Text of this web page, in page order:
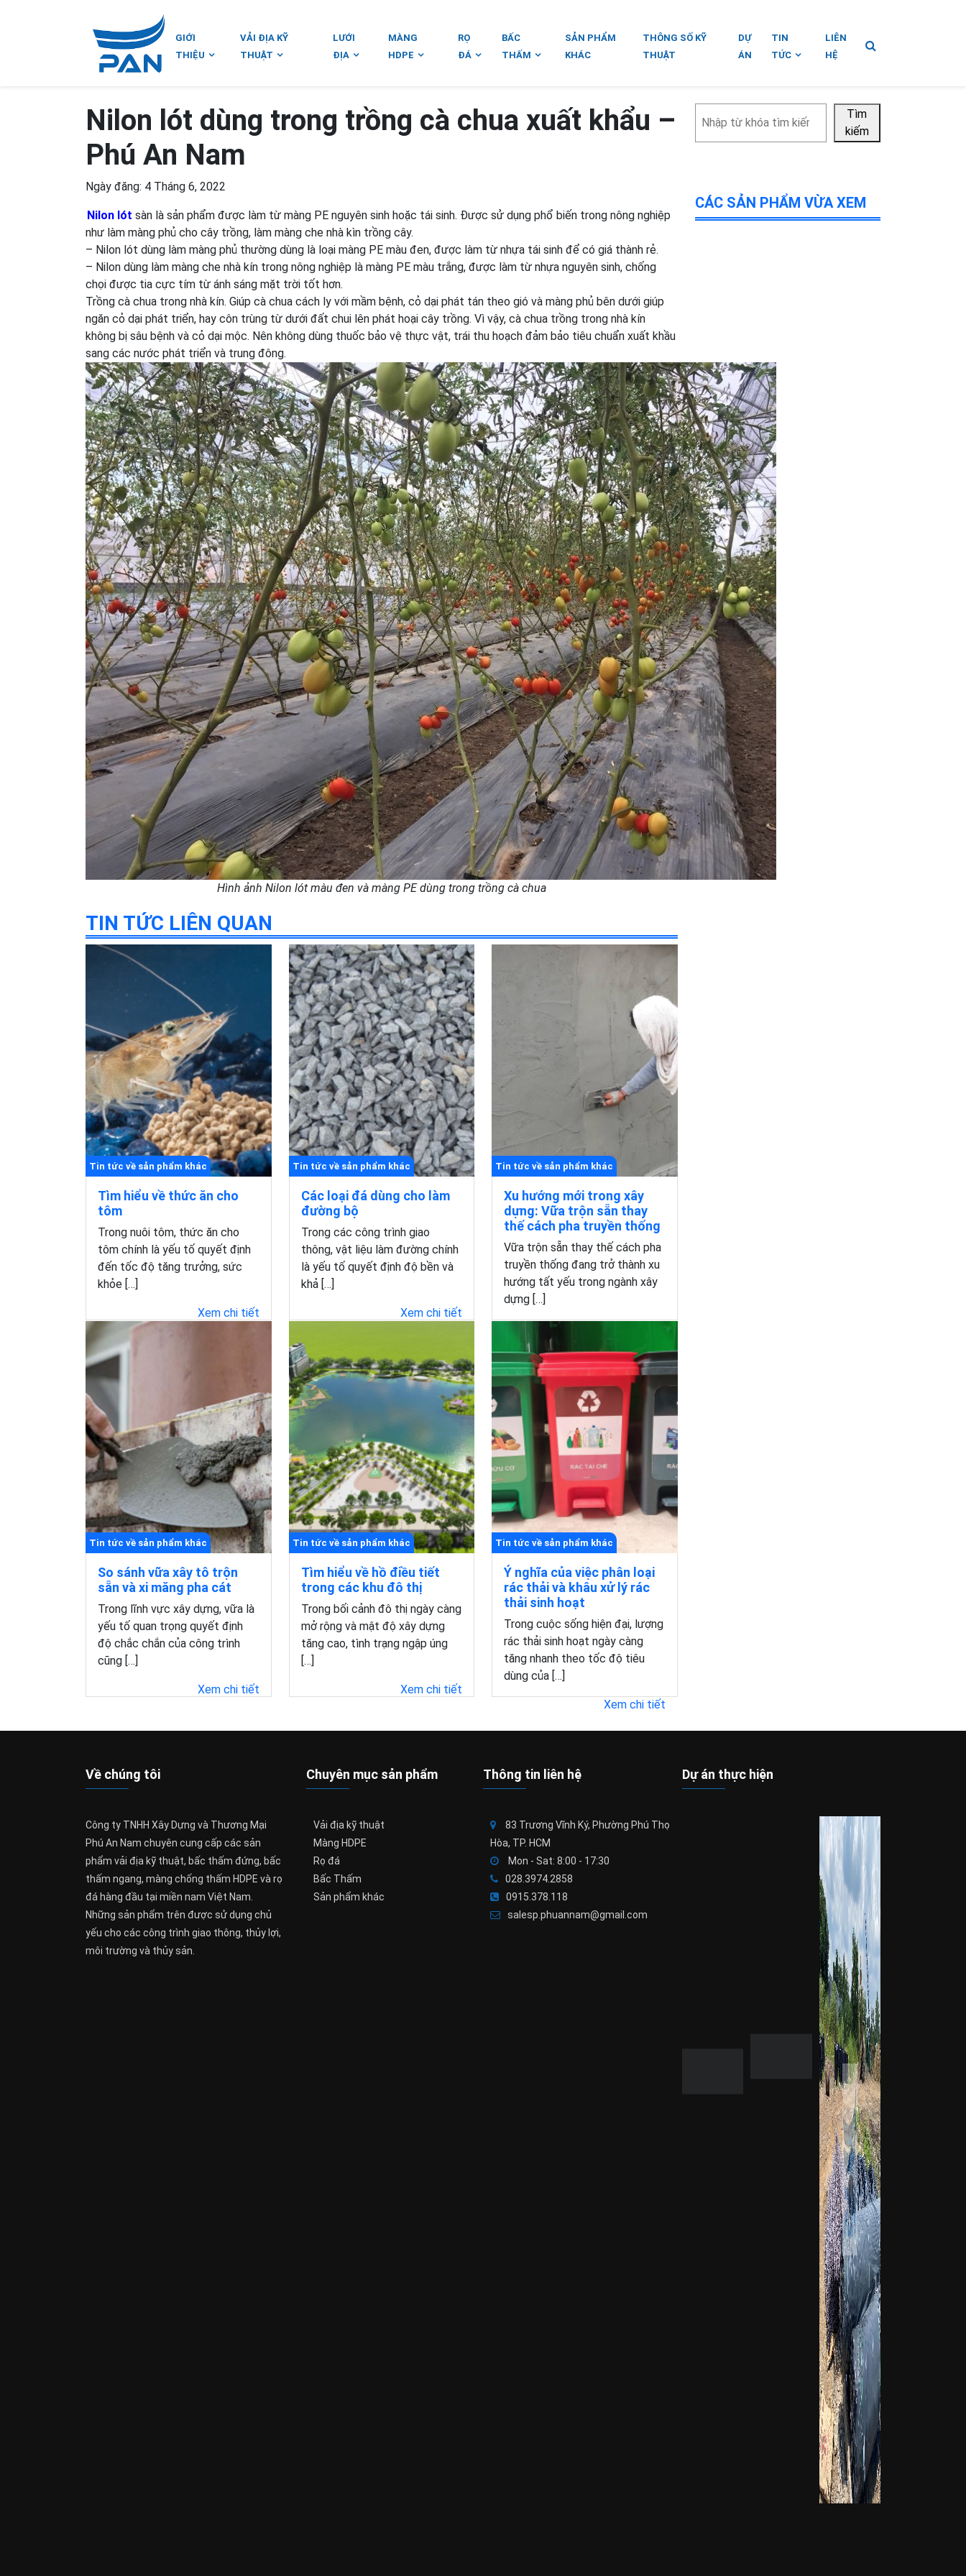
GIỚI
THIỆU
VẢI ĐỊA KỸ
THUẬT
LƯỚI
ĐỊA
MÀNG
HDPE
RỌ
ĐÁ
BẤC
THẤM
SẢN PHẨM
KHÁC
THÔNG SỐ KỸ
THUẬT
DỰ
ÁN
TIN
TỨC
LIÊN
HỆ
Nilon lót dùng trong trồng cà chua xuất khẩu –
Phú An Nam
Ngày đăng: 4 Tháng 6, 2022
Nilon lót sàn là sản phẩm được làm từ màng PE nguyên sinh hoặc tái sinh. Được sử dụng phổ biến trong nông nghiệp
như làm màng phủ cho cây trồng, làm màng che nhà kìn trồng cây.
– Nilon lót dùng làm màng phủ thường dùng là loại màng PE màu đen, được làm từ nhựa tái sinh để có giá thành rẻ.
– Nilon dùng làm màng che nhà kín trong nông nghiệp là màng PE màu trắng, được làm từ nhựa nguyên sinh, chống
chọi được tia cực tím từ ánh sáng mặt trời tốt hơn.
Trồng cà chua trong nhà kín. Giúp cà chua cách ly với mầm bệnh, cỏ dại phát tán theo gió và màng phủ bên dưới giúp
ngăn cỏ dại phát triển, hay côn trùng từ dưới đất chui lên phát hoại cây trồng. Vì vậy, cà chua trồng trong nhà kín
không bị sâu bệnh và cỏ dại mộc. Nên không dùng thuốc bảo vệ thực vật, trái thu hoạch đảm bảo tiêu chuẩn xuất khầu
sang các nước phát triển và trung đông.
Hình ảnh Nilon lót màu đen và màng PE dùng trong trồng cà chua
TIN TỨC LIÊN QUAN
Tin tức về sản phẩm khác
Tìm hiểu về thức ăn cho
tôm
Trong nuôi tôm, thức ăn cho
tôm chính là yếu tố quyết định
đến tốc độ tăng trưởng, sức
khỏe […]
Xem chi tiết
Tin tức về sản phẩm khác
Các loại đá dùng cho làm
đường bộ
Trong các công trình giao
thông, vật liệu làm đường chính
là yếu tố quyết định độ bền và
khả […]
Xem chi tiết
Tin tức về sản phẩm khác
Xu hướng mới trong xây
dựng: Vữa trộn sẵn thay
thế cách pha truyền thống
Vữa trộn sẵn thay thế cách pha
truyền thống đang trở thành xu
hướng tất yếu trong ngành xây
dựng […]
Xem chi tiết
Tin tức về sản phẩm khác
So sánh vữa xây tô trộn
sẵn và xi măng pha cát
Trong lĩnh vực xây dựng, vữa là
yếu tố quan trọng quyết định
độ chắc chắn của công trình
cũng […]
Xem chi tiết
Tin tức về sản phẩm khác
Tìm hiểu về hồ điều tiết
trong các khu đô thị
Trong bối cảnh đô thị ngày càng
mở rộng và mật độ xây dựng
tăng cao, tình trạng ngập úng
[…]
Xem chi tiết
Tin tức về sản phẩm khác
Ý nghĩa của việc phân loại
rác thải và khâu xử lý rác
thải sinh hoạt
Trong cuộc sống hiện đại, lượng
rác thải sinh hoạt ngày càng
tăng nhanh theo tốc độ tiêu
dùng của […]
Xem chi tiết
kiếm
Tìm
kiếm
CÁC SẢN PHẨM VỪA XEM
Về chúng tôi
Công ty TNHH Xây Dựng và Thương Mại
Phú An Nam chuyên cung cấp các sản
phẩm vải địa kỹ thuật, bấc thấm đứng, bấc
thấm ngang, màng chống thấm HDPE và rọ
đá hàng đầu tại miền nam Việt Nam.
Những sản phẩm trên được sử dụng chủ
yếu cho các công trình giao thông, thủy lợi,
môi trường và thủy sản.
Chuyên mục sản phẩm
Vải địa kỹ thuật
Màng HDPE
Rọ đá
Bấc Thấm
Sản phẩm khác
Thông tin liên hệ
83 Trương Vĩnh Ký, Phường Phú Thọ
Hòa, TP. HCM
Mon - Sat: 8:00 - 17:30
028.3974.2858
0915.378.118
salesp.phuannam@gmail.com
Dự án thực hiện